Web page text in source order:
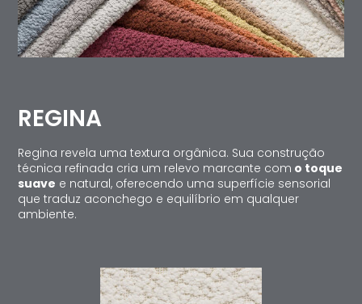
REGINA
Regina revela uma textura orgânica. Sua construção
técnica refinada cria um relevo marcante com o toque
suave e natural, oferecendo uma superfície sensorial
que traduz aconchego e equilíbrio em qualquer
ambiente.